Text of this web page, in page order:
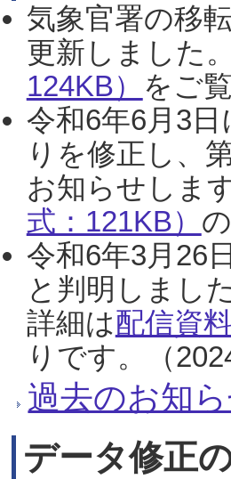
気象官署の移
更新しました
124KB） をご
令和6年6月3
りを修正し、
お知らせしま
式：121KB）
令和6年3月26
と判明しまし
詳細は配信資
りです。（
過去のお知
データ修正